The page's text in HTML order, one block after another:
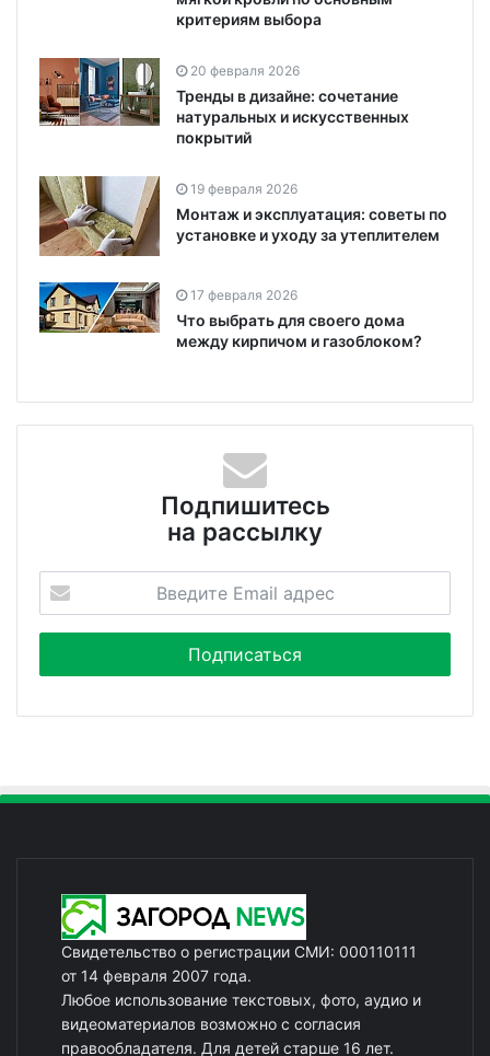
критериям выбора
20 февраля 2026
Тренды в дизайне: сочетание
натуральных и искусственных
покрытий
19 февраля 2026
Монтаж и эксплуатация: советы по
установке и уходу за утеплителем
17 февраля 2026
Что выбрать для своего дома
между кирпичом и газоблоком?
Подпишитесь
на рассылку
Свидетельство о регистрации СМИ: 000110111
от 14 февраля 2007 года.
Любое использование текстовых, фото, аудио и
видеоматериалов возможно с согласия
правообладателя. Для детей старше 16 лет.